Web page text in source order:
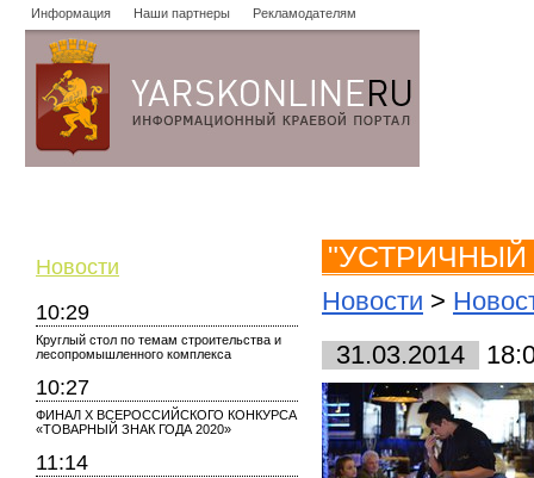
Информация Наши партнеры Рекламодателям
Новости
10:29
Круглый стол по темам строительства и
лесопромышленного комплекса
10:27
ФИНАЛ X ВСЕРОССИЙСКОГО КОНКУРСА
«ТОВАРНЫЙ ЗНАК ГОДА 2020»
11:14
"УСТРИЧНЫЙ
Новости >
31.03.2014